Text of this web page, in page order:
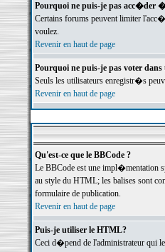
Pourquoi ne puis-je pas acc�der
Certains forums peuvent limiter
voulez.
Revenir en haut de page
Pourquoi ne puis-je pas voter dans
Seuls les utilisateurs enregistr�s
Revenir en haut de page
Qu'est-ce que le BBCode ?
Le BBCode est une impl�mentation
au style du HTML; les balises sont
formulaire de publication.
Revenir en haut de page
Puis-je utiliser le HTML?
Ceci d�pend de l'administrateur qui